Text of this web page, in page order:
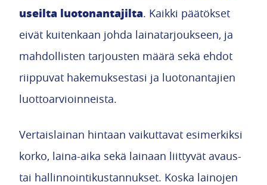
useilta luotonantajilta. Kaikki päätökset
eivät kuitenkaan johda lainatarjoukseen, ja
mahdollisten tarjousten määrä sekä ehdot
riippuvat hakemuksestasi ja luotonantajien
luottoarvioinneista.
Vertaislainan hintaan vaikuttavat esimerkiksi
korko, laina-aika sekä lainaan liittyvät avaus-
tai hallinnointikustannukset. Koska lainojen